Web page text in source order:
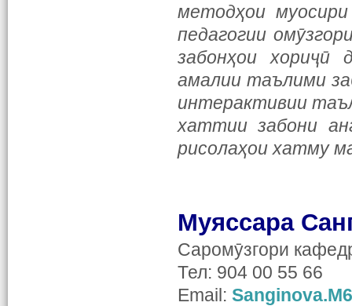
методҳои
педагогии
забонҳои хориҷӣ
амалии таълими
интерактивии
хаттии забони
рисолаҳои хатму
Муяссара
Саромӯзгори
Тел: 904 00 55 66
Email: